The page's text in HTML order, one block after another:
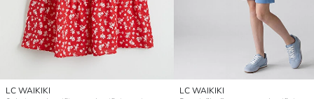
LC WAIKIKI
LC WAIKIKI